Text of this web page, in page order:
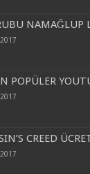
NAMAĞLUP
POPÜLER
CREED